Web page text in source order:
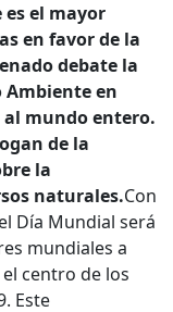
el mayor
en favor de la
debate la
Ambiente en
mundo entero.
de la
la
naturales.Con
Día Mundial será
mundiales a
centro de los
Este